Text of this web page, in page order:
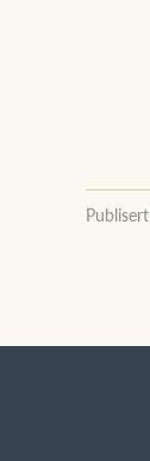
Publisert